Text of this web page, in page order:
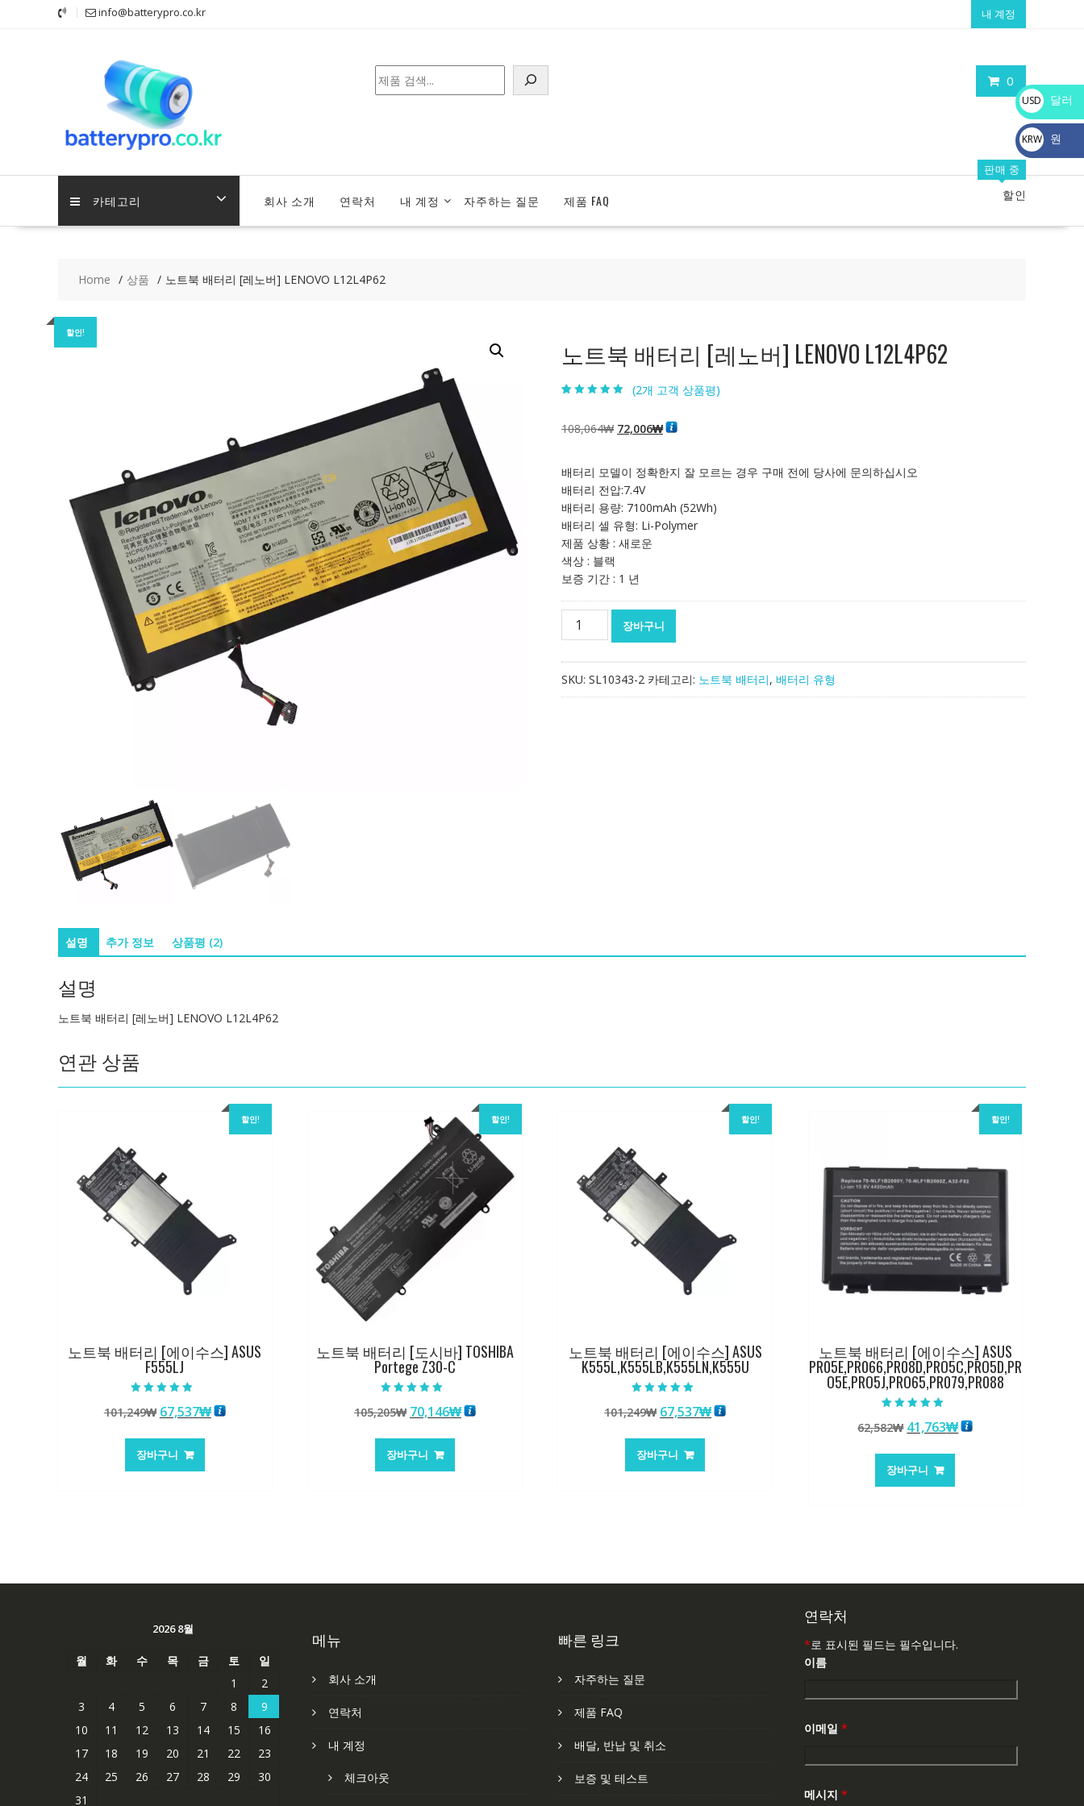
info@batterypro.co.kr 내 계정
0
검
색
카테고리 회사 소개 연락처 내 계정 자주하는 질문 제품 FAQ
판매 중
할인
Home 상품 노트북 배터리 [레노버] LENOVO L12L4P62
할인!
노트북 배터리 [레노버] LENOVO L12L4P62
5점 만점에 점
으로 평가됨
(2개 고객 상품평)
108,064₩ 원
격:
108,064₩
72,006₩현
격:
배터리 모델이 정확한지 잘 모르는 경우 구매 전에 당사에 문의하십시오
배터리 전압:7.4V
배터리 용량: 7100mAh (52Wh)
배터리 셀 유형: Li-Polymer
제품 상황 : 새로운
색상 : 블랙
보증 기간 : 1 년
터
장바구니
SKU: SL10343-2 카테고리: 노트북 배터리, 배터리 유형
설명 추가 정보 상품평 (2)
설명
노트북 배터리 [레노버] LENOVO L12L4P62
연관 상품
할인!
노트북 배터리 [에이수스] ASUS
F555LJ
5.00
로 평가됨
101,249₩ 원
가
격:
67,537₩현
장바구니
할인!
노트북 배터리 [도시바] TOSHIBA
Portege Z30-C
5.00
로 평가됨
105,205₩ 원
가
격:
70,146₩현
장바구니
할인!
노트북 배터리 [에이수스] ASUS
K555L,K555LB,K555LN,K555U
5.00
로 평가됨
101,249₩ 원
가
격:
67,537₩현
장바구니
할인!
노트북 배터리 [에이수스] ASUS
PR05E,PR066,PR08D,PRO5C,PRO5D,PR
O5E,PRO5J,PRO65,PR079,PR088
5.00
로 평가됨
62,582₩ 원
가
격:
41,763₩현
장바구니
2026 8월
월 화 수 목 금 토
일
1
2
3
4 5 6 7 8
9
10
11 12 13 14 15
16
17
18 19 20 21 22
23
24
25 26 27 28 29
30
31
메뉴
회사 소개
연락처
내 계정
체크아웃
빠른 링크
자주하는 질문
제품 FAQ
배달, 반납 및 취소
보증 및 테스트
연락처
*로 표시된 필드는 필수입니다.
이름
이메일 *
메시지 *
USD
$
달러
KRW
₩
원